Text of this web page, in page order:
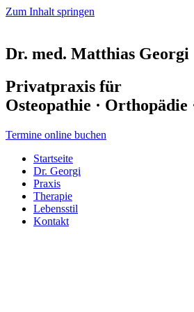
Zum Inhalt springen
Dr. med. Matthias Georgi
Privatpraxis für
Osteopathie ·
Termine online buchen
Startseite
Dr. Georgi
Praxis
Therapie
Lebensstil
Kontakt